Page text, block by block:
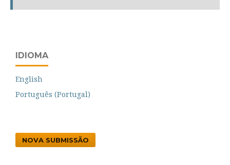
IDIOMA
English
Português (Portugal)
NOVA SUBMISSÃO